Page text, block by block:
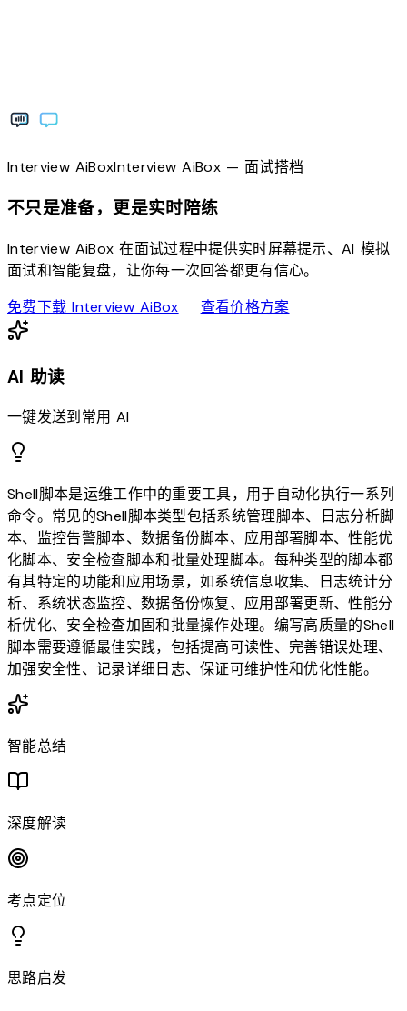
Interview AiBoxInterviewAiBox— 面试搭档
不只是准备，更是实时陪练
Interview AiBox 在面试过程中提供实时屏幕提示、AI 模拟
面试和智能复盘，让你每一次回答都更有信心。
免费下载 Interview AiBoxdownload查看价格方案sell
AI 助读
一键发送到常用 AI
Shell脚本是运维工作中的重要工具，用于自动化执行一系列
命令。常见的Shell脚本类型包括系统管理脚本、日志分析脚
本、监控告警脚本、数据备份脚本、应用部署脚本、性能优
化脚本、安全检查脚本和批量处理脚本。每种类型的脚本都
有其特定的功能和应用场景，如系统信息收集、日志统计分
析、系统状态监控、数据备份恢复、应用部署更新、性能分
析优化、安全检查加固和批量操作处理。编写高质量的Shell
脚本需要遵循最佳实践，包括提高可读性、完善错误处理、
加强安全性、记录详细日志、保证可维护性和优化性能。
智能总结
深度解读
考点定位
思路启发